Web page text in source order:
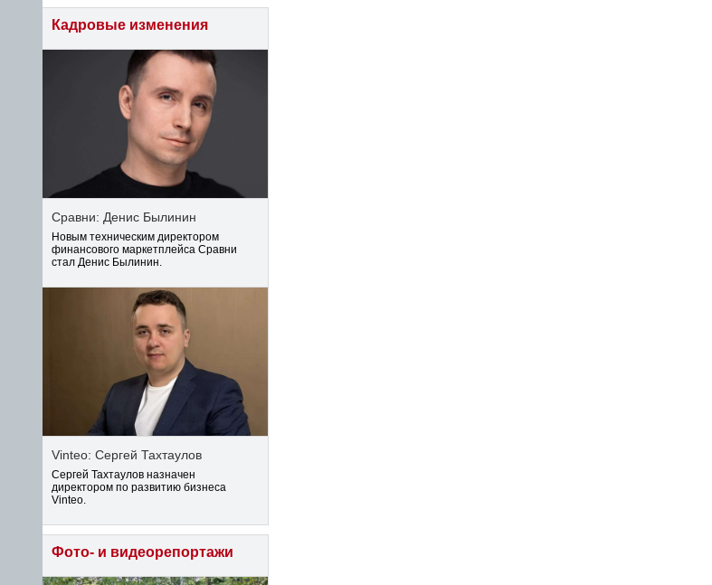
Кадровые изменения
Сравни: Денис Былинин
Новым техническим директором
финансового маркетплейса Сравни
стал Денис Былинин.
Vinteo: Сергей Тахтаулов
Сергей Тахтаулов назначен
директором по развитию бизнеса
Vinteo.
Фото- и видеорепортажи